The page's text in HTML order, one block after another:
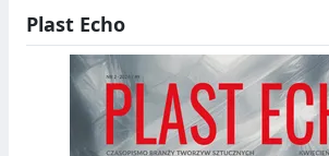
Plast Echo